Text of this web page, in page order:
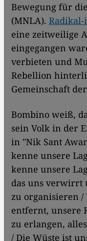
Bewegung für
(MNLA). Radikal-
eine zeitweilige
eingegangen
verbieten und
Rebellion
Gemeinschaft
Bombino weiß,
sein Volk in der
in "Nik Sant
kenne unsere
kenne unsere
das uns verwirrt
zu organisieren
entfernt, unsere
zu erlangen,
/ Die Wüste ist